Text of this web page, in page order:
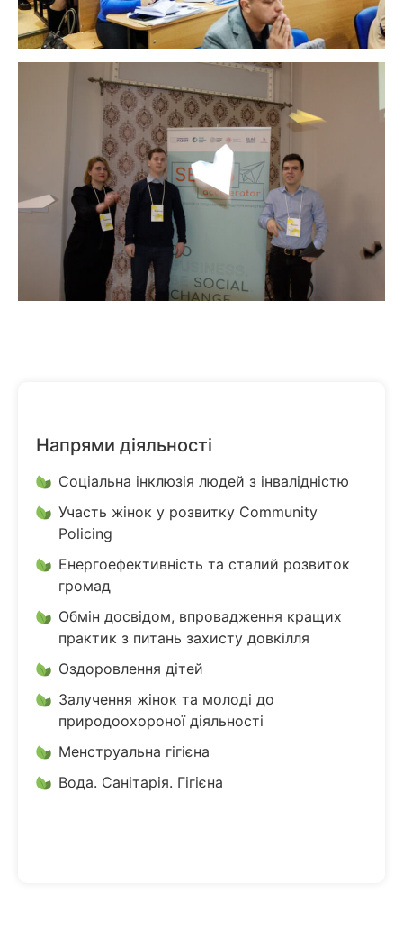
Напрями діяльності
Соціальна інклюзія людей з інвалідністю
Участь жінок у розвитку Community
Policing
Енергоефективність та сталий розвиток
громад
Обмін досвідом, впровадження кращих
практик з питань захисту довкілля
Оздоровлення дітей
Залучення жінок та молоді до
природоохороної діяльності
Менструальна гігієна
Вода. Санітарія. Гігієна